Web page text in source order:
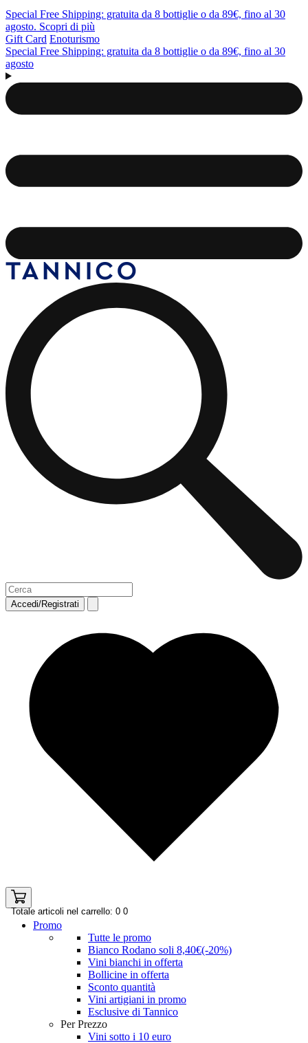
Special Free Shipping: gratuita da 8 bottiglie o da 89€, fino al 30
agosto. Scopri di più
Gift Card Enoturismo
Special Free Shipping: gratuita da 8 bottiglie o da 89€, fino al 30
agosto
Accedi/Registrati
Totale articoli nel carrello: 0 0
Promo
Tutte le promo
Bianco Rodano soli 8,40€(-20%)
Vini bianchi in offerta
Bollicine in offerta
Sconto quantità
Vini artigiani in promo
Esclusive di Tannico
Per Prezzo
Vini sotto i 10 euro